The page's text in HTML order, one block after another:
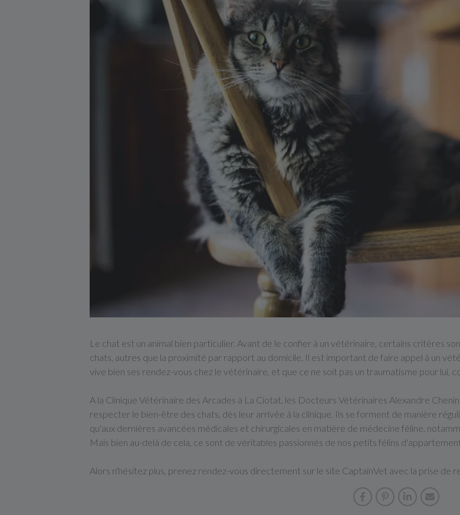
Le chat est un animal bien particulier. Avant de le confier à un vétérinaire, certains critères
chats, autres que la proximité par rapport au domicile. Il est important de faire appel à un
vive bien ses rendez-vous chez le vétérinaire, et que ce ne soit pas un traumatisme pour lui,
A la Clinique Vétérinaire des Arcades à La Ciotat, les Docteurs Vétérinaires Alexandre
respecter le bien-être des chats, dès leur arrivée à la clinique. Ils se forment de manière
qu'aux dernières avancées médicales et chirurgicales en matière de médecine féline,
Mais bien au-delà de cela, ce sont de véritables passionnés de nos petits félins
Alors n'hésitez plus, prenez rendez-vous directement sur le site CaptainVet avec la prise de